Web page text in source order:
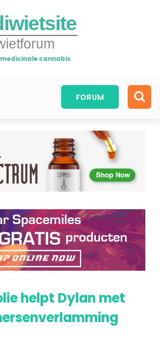
medicinale cannabis
FORUM
helpt Dylan met